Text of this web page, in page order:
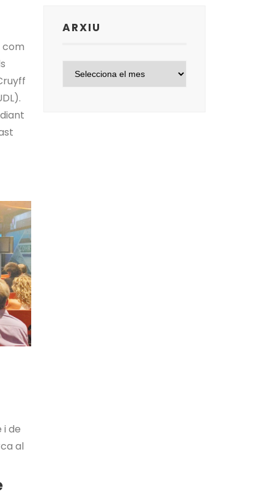
com
de
al
ARXIU